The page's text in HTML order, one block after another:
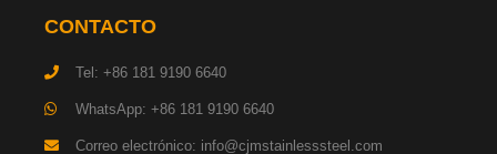
Placa de acero estructural de alta resistencia
CONTACTO
Tel: +86 181 9190 6640
WhatsApp: +86 181 9190 6640
Correo electrónico: info@cjmstainlesssteel.com